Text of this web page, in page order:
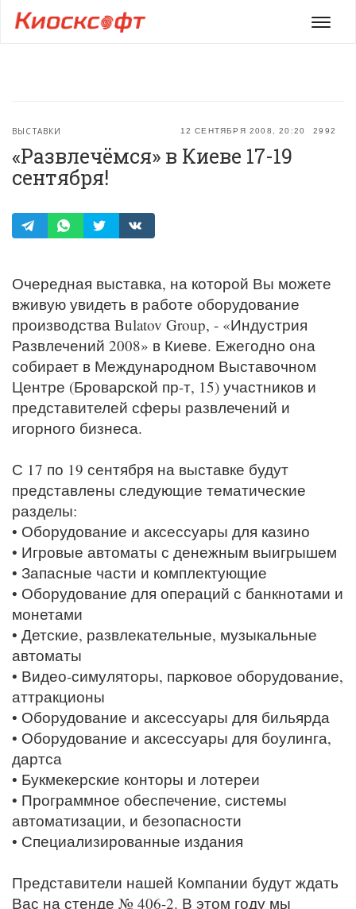
Меню
12 СЕНТЯБРЯ 2008, 20:20 2992
ВЫСТАВКИ
«Развлечёмся» в Киеве 17-19
сентября!
Очередная выставка, на которой Вы можете
вживую увидеть в работе оборудование
производства Bulatov Group, - «Индустрия
Развлечений 2008» в Киеве. Ежегодно она
собирает в Международном Выставочном
Центре (Броварской пр-т, 15) участников и
представителей сферы развлечений и
игорного бизнеса.
С 17 по 19 сентября на выставке будут
представлены следующие тематические
разделы:
• Оборудование и аксессуары для казино
• Игровые автоматы с денежным выигрышем
• Запасные части и комплектующие
• Оборудование для операций с банкнотами и
монетами
• Детские, развлекательные, музыкальные
автоматы
• Видео-симуляторы, парковое оборудование,
аттракционы
• Оборудование и аксессуары для бильярда
• Оборудование и аксессуары для боулинга,
дартса
• Букмекерские конторы и лотереи
• Программное обеспечение, системы
автоматизации, и безопасности
• Специализированные издания
Представители нашей Компании будут ждать
Вас на стенде № 406-2. В этом году мы